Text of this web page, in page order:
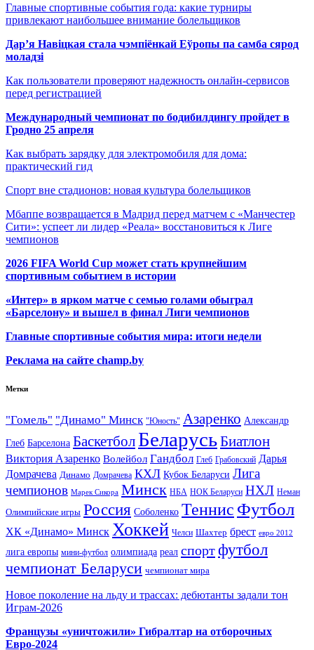
Главные спортивные события года: какие турниры
привлекают наибольшее внимание болельщиков
Дар’я Навіцкая стала чэмпіёнкай Еўропы па самба сярод
моладзі
Как пользователи проверяют надежность онлайн-сервисов
перед регистрацией
Международный чемпионат по бодибилдингу пройдет в
Гродно 25 апреля
Как выбрать зарядку для электромобиля для дома:
практический гид
Спорт вне стадионов: новая культура болельщиков
Мбаппе возвращается в Мадрид перед матчем с «Манчестер
Сити»: успеет ли лидер «Реала» восстановиться к Лиге
чемпионов
2026 FIFA World Cup может стать крупнейшим
спортивным событием в истории
«Интер» в ярком матче с семью голами обыграл
«Барселону» и вышел в финал Лиги чемпионов
Главные спортивные события мира: итоги недели
Реклама на сайте champ.by
Метки
"Гомель" "Динамо" Минск "Юность" Азаренко Александр
Глеб Барселона Баскетбол БеларусьБиатлон
Виктория Азаренко Волейбол Гандбол Глеб Грабовский Дарья
Домрачева Динамо Домрачева КХЛ Кубок Беларуси Лига
чемпионов Марек Сикора Минск НБА НОК Беларуси НХЛ Неман
Олимпийские игры Россия Соболенко Теннис Футбол
ХК «Динамо» Минск Хоккей Челси Шахтер брест евро 2012
лига европы мини-футбол олимпиада реал спортфутбол
чемпионат Беларуси чемпионат мира
Новое поколение на льду и трассах: дебютанты задали тон
Играм-2026
Французы «уничтожили» Гибралтар на отборочных
Евро-2024